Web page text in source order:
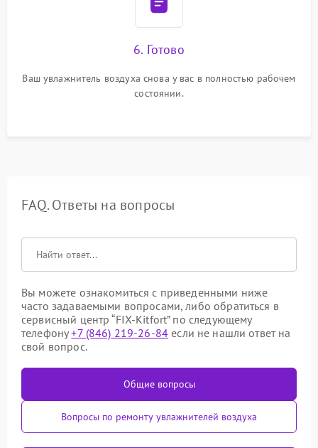
6. Готово
Ваш увлажнитель воздуха снова у вас в полностью рабочем
состоянии.
FAQ. Ответы на вопросы
Вы можете ознакомиться с приведенными ниже
часто задаваемыми вопросами, либо обратиться в
сервисный центр “FIX-Kitfort” по следующему
телефону+7 (846) 219-26-84 если не нашли ответ на
свой вопрос.
Общие вопросы
Вопросы по ремонту увлажнителей воздуха